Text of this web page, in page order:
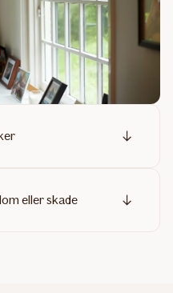
eller skade